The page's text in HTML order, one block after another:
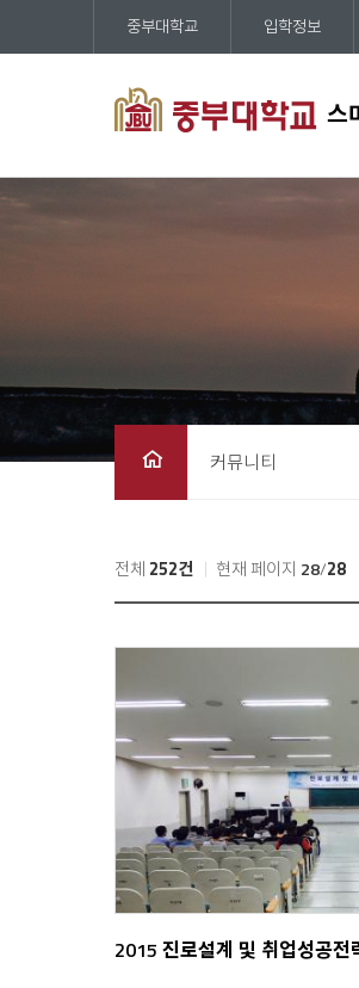
스
중부대학교 입학정보
커뮤니티
전체 252건 현재 페이지 28/28
2015 진로설계 및 취업성공전